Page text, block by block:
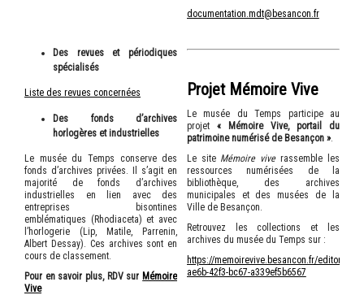
Des revues et périodiques
spécialisés
Liste des revues concernées
Des fonds d’archives
horlogères et industrielles
Le musée du Temps conserve des
fonds d’archives privées. Il s’agit en
majorité de fonds d’archives
industrielles en lien avec des
entreprises bisontines
emblématiques (Rhodiaceta) et avec
l’horlogerie (Lip, Matile, Parrenin,
Albert Dessay). Ces archives sont en
cours de classement.
Pour en savoir plus, RDV sur Mémoire
Vive
documentation.mdt@besancon.fr
Projet Mémoire Vive
Le musée du Temps participe au
projet« Mémoire Vive, portail du
patrimoine numérisé de Besançon ».
Le site Mémoire viverassemble les
ressources numérisées de la
bibliothèque, des archives
municipales et des musées de la
Ville de Besançon.
Retrouvez les collections et les
archives du musée du Temps sur :
https://memoirevive.besancon.fr/editorial/
ae6b-42f3-bc67-a339ef5b6567